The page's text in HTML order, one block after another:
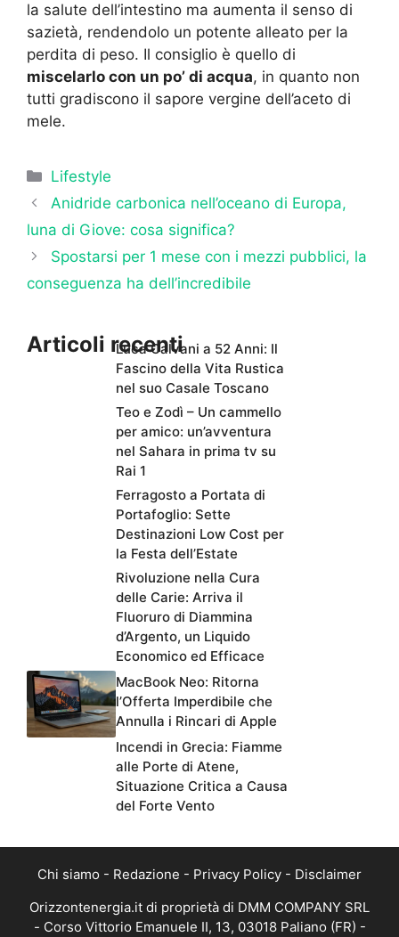
la salute dell’intestino ma aumenta il senso di
sazietà, rendendolo un potente alleato per la
perdita di peso. Il consiglio è quello di
miscelarlo con un po’ di acqua, in quanto non
tutti gradiscono il sapore vergine dell’aceto di
mele.
Categorie
Lifestyle
Anidride carbonica nell’oceano di Europa,
luna di Giove: cosa significa?
Spostarsi per 1 mese con i mezzi pubblici, la
conseguenza ha dell’incredibile
Articoli recentiLuca Calvani a 52 Anni: Il
Fascino della Vita Rustica
nel suo Casale Toscano
Teo e Zodì – Un cammello
per amico: un’avventura
nel Sahara in prima tv su
Rai 1
Ferragosto a Portata di
Portafoglio: Sette
Destinazioni Low Cost per
la Festa dell’Estate
Rivoluzione nella Cura
delle Carie: Arriva il
Fluoruro di Diammina
d’Argento, un Liquido
Economico ed Efficace
MacBook Neo: Ritorna
l’Offerta Imperdibile che
Annulla i Rincari di Apple
Incendi in Grecia: Fiamme
alle Porte di Atene,
Situazione Critica a Causa
del Forte Vento
Chi siamo - Redazione - Privacy Policy - Disclaimer
Orizzontenergia.it di proprietà di DMM COMPANY SRL
- Corso Vittorio Emanuele II, 13, 03018 Paliano (FR) -